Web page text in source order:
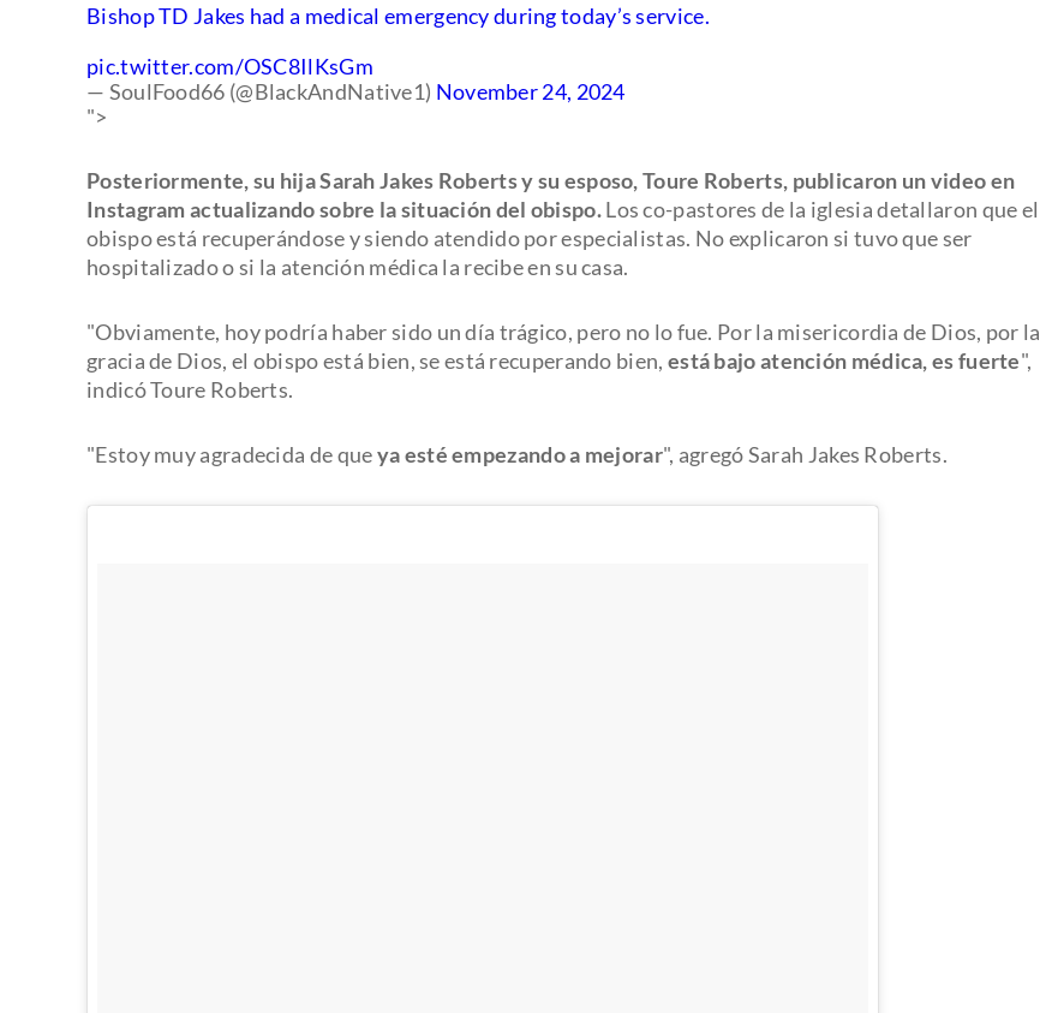
Bishop TD Jakes had a medical emergency during today’s service.
pic.twitter.com/OSC8IlKsGm
— SoulFood66 (@BlackAndNative1) November 24, 2024
">
Posteriormente, su hija Sarah Jakes Roberts y su esposo, Toure Roberts, publicaron un video en
Instagram actualizando sobre la situación del obispo.Los co-pastores de la iglesia detallaron que el
obispo está recuperándose y siendo atendido por especialistas. No explicaron si tuvo que ser
hospitalizado o si la atención médica la recibe en su casa.
"Obviamente, hoy podría haber sido un día trágico, pero no lo fue. Por la misericordia de Dios, por la
gracia de Dios, el obispo está bien, se está recuperando bien, está bajo atención médica, es fuerte",
indicó Toure Roberts.
"Estoy muy agradecida de queya esté empezando a mejorar", agregó Sarah Jakes Roberts.